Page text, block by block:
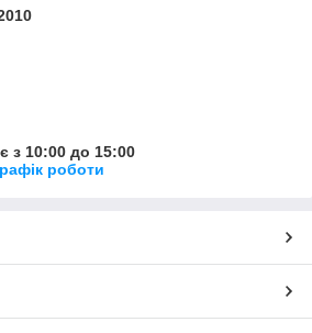
з 10:00 до 15:00
роботи